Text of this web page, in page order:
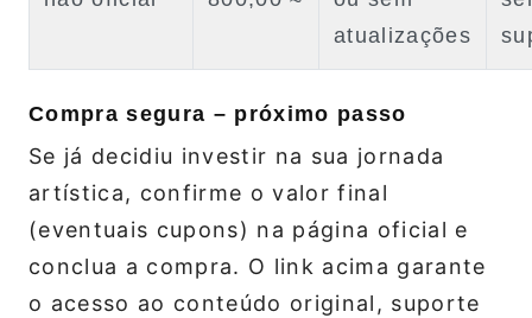
atualizações
Compra segura – próximo passo
Se já decidiu investir na sua jornada
artística, confirme o valor final
(eventuais cupons) na página oficial e
conclua a compra. O link acima garante
o acesso ao conteúdo original, suporte